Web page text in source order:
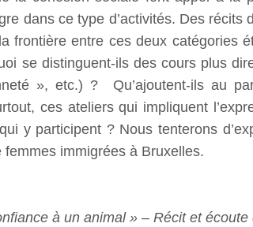
dans ce type d’activités. Des
frontière entre ces deux catégories
se distinguent-ils des cours plus
», etc.) ? Qu’ajoutent-ils au
ces ateliers qui impliquent
y participent ? Nous tenterons
immigrées à Bruxelles.
à un animal » – Récit et écoute